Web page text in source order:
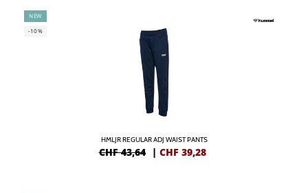
NEW
-10%
HMLJR REGULAR ADJ WAIST PANTS
CHF 43,64 | CHF 39,28